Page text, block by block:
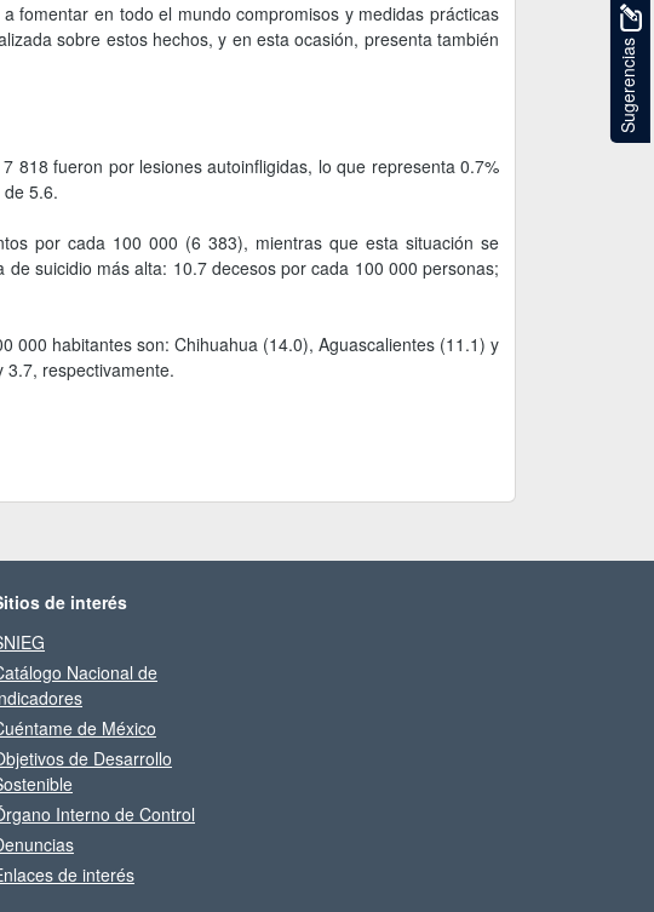
fomentar en todo el mundo compromisos y medidas prácticas
sobre estos hechos, y en esta ocasión, presenta también
818 fueron por lesiones autoinfligidas, lo que representa 0.7%
5.6.
por cada 100 000 (6 383), mientras que esta situación se
suicidio más alta: 10.7 decesos por cada 100 000 personas;
000 habitantes son: Chihuahua (14.0), Aguascalientes (11.1) y
3.7, respectivamente.
Sugerencias
de interés
Nacional de
de México
de Desarrollo
Interno de Control
de interés